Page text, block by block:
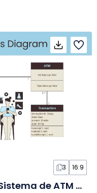
3 16:9
Diagrama de Classes de Sistema de ATM em Quadro Branco